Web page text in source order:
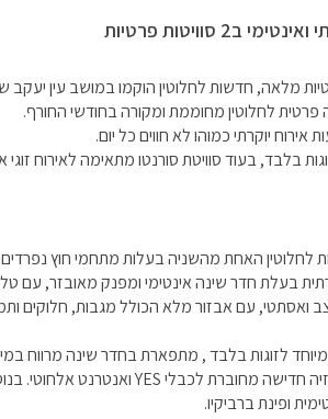
ב2 סוויטות פרטיות
בלבד, בעוד סוויטת סורנטו מתאימה לאירוח
ופינת ברביקיו.